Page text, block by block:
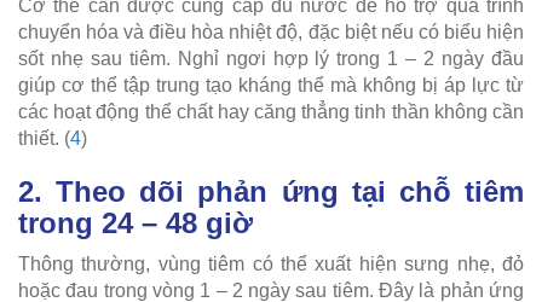
Cơ thể cần được cung cấp đủ nước để hỗ trợ quá trình
chuyển hóa và điều hòa nhiệt độ, đặc biệt nếu có biểu hiện
sốt nhẹ sau tiêm. Nghỉ ngơi hợp lý trong 1 – 2 ngày đầu
giúp cơ thể tập trung tạo kháng thể mà không bị áp lực từ
các hoạt động thể chất hay căng thẳng tinh thần không cần
thiết. (4)
2. Theo dõi phản ứng tại chỗ tiêm
trong 24 – 48 giờ
Thông thường, vùng tiêm có thể xuất hiện sưng nhẹ, đỏ
hoặc đau trong vòng 1 – 2 ngày sau tiêm. Đây là phản ứng